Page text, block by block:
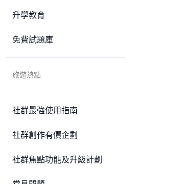
升學教育
免費試題庫
旅遊熱點
社群最強使用指南
社群創作有價企劃
社群焦點功能及升級計劃